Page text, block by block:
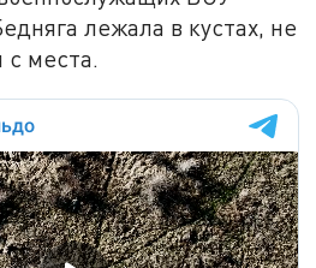
лежала в кустах, не
с места.